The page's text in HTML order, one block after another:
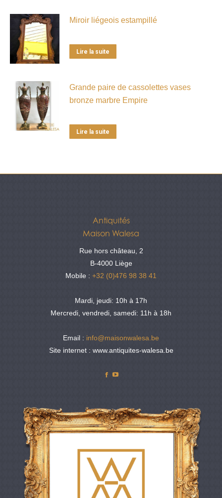
Miroir liégeois estampillé
Lire la suite
Grande paire de cassolettes vases
bronze marbre Empire
Lire la suite
Antiquités
Maison Walesa
Rue hors château, 2
B-4000 Liège
Mobile : +32 (0)476 98 38 41
Mardi, jeudi: 10h à 17h
Mercredi, vendredi, samedi: 11h à 18h
Email : info@maisonwalesa.be
Site internet : www.antiquites-walesa.be
Facebook